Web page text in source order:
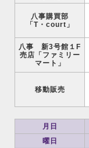
八事購買部
「T・court」
八事 新3号館１F
売店「ファミリー
マート」
移動販売
月日
曜日